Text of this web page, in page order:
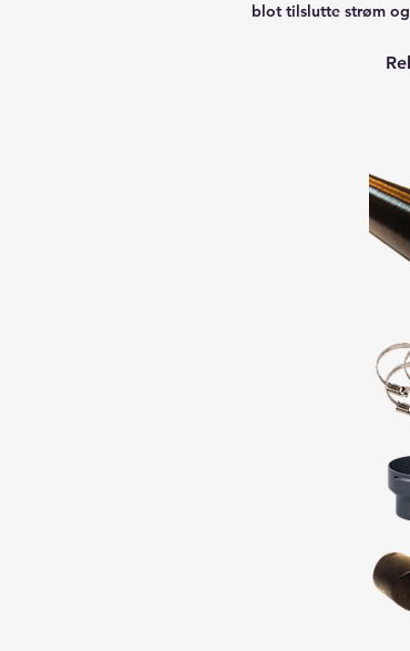
blot tilslutte strøm